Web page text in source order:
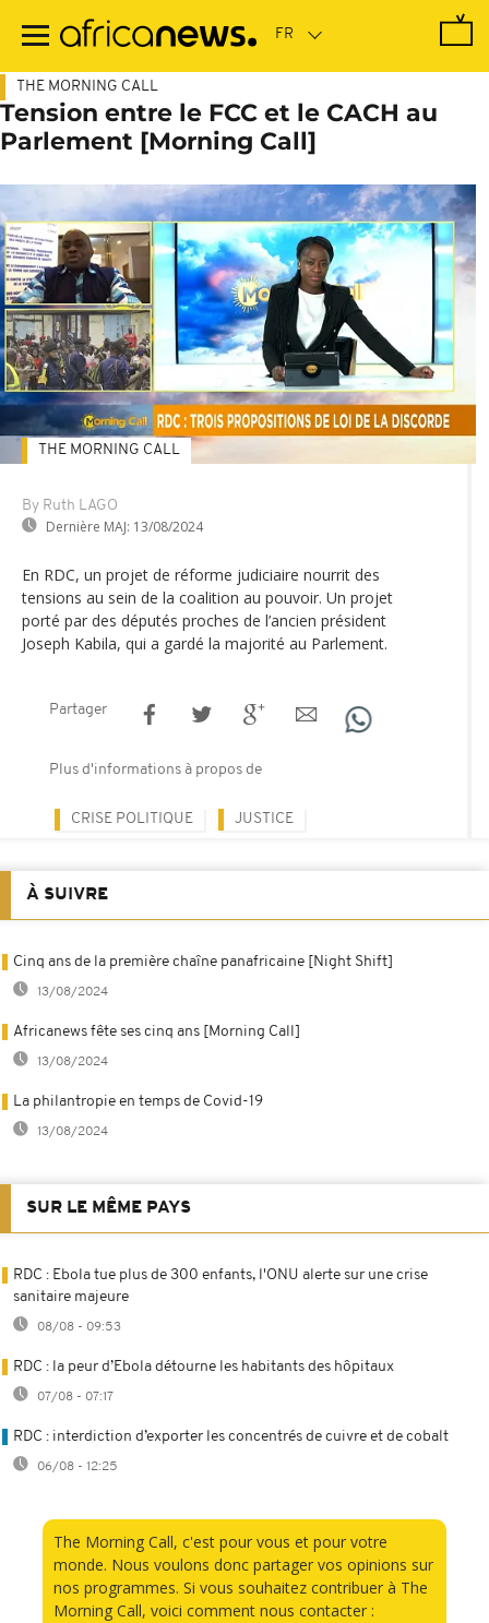
contenu
THE MORNING CALL
Tension entre le FCC et le CACH au
Parlement [Morning Call]
By Ruth LAGO
Dernière MAJ: 13/08/2024
THE MORNING CALL
En RDC, un projet de réforme judiciaire nourrit des
tensions au sein de la coalition au pouvoir. Un projet
porté par des députés proches de l’ancien président
Joseph Kabila, qui a gardé la majorité au Parlement.
Partager
Plus d'informations à propos de
CRISE POLITIQUE JUSTICE
À SUIVRE
Cinq ans de la première chaîne panafricaine [Night Shift]
13/08/2024
Africanews fête ses cinq ans [Morning Call]
13/08/2024
La philantropie en temps de Covid-19
13/08/2024
SUR LE MÊME PAYS
RDC : Ebola tue plus de 300 enfants, l'ONU alerte sur une crise
sanitaire majeure
08/08 - 09:53
RDC : la peur d’Ebola détourne les habitants des hôpitaux
07/08 - 07:17
RDC : interdiction d’exporter les concentrés de cuivre et de cobalt
06/08 - 12:25
The Morning Call, c'est pour vous et pour votre
monde. Nous voulons donc partager vos opinions sur
nos programmes. Si vous souhaitez contribuer à The
Morning Call, voici comment nous contacter :